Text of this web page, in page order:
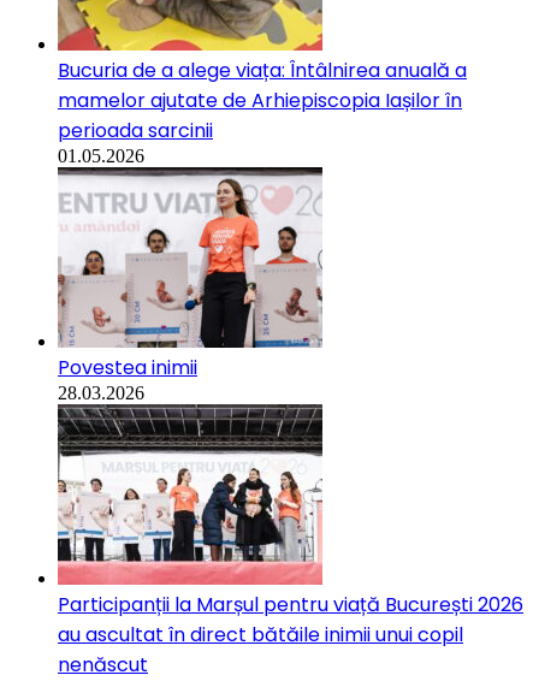
Bucuria de a alege viața: Întâlnirea anuală a
mamelor ajutate de Arhiepiscopia Iașilor în
perioada sarcinii
01.05.2026
Povestea inimii
28.03.2026
Participanții la Marșul pentru viață București 2026
au ascultat în direct bătăile inimii unui copil
nenăscut